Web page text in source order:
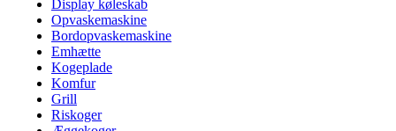
Display køleskab
Opvaskemaskine
Bordopvaskemaskine
Emhætte
Kogeplade
Komfur
Grill
Riskoger